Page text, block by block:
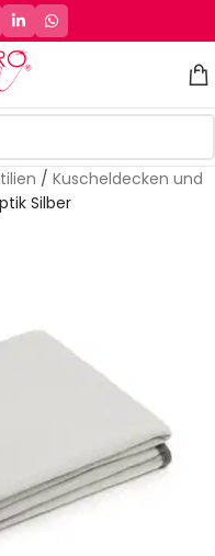
/ Kuscheldecken und
Silber